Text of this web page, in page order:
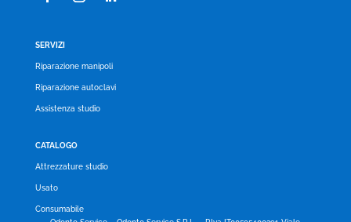
SERVIZI
Riparazione manipoli
Riparazione autoclavi
Assistenza studio
CATALOGO
Attrezzature studio
Usato
Consumabile